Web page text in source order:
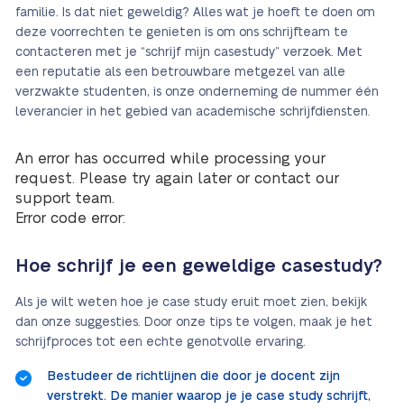
familie. Is dat niet geweldig? Alles wat je hoeft te doen om
deze voorrechten te genieten is om ons schrijfteam te
contacteren met je “schrijf mijn casestudy” verzoek. Met
een reputatie als een betrouwbare metgezel van alle
verzwakte studenten, is onze onderneming de nummer één
leverancier in het gebied van academische schrijfdiensten.
An error has occurred while processing your
request. Please try again later or contact our
support team.
Error code error:
Hoe schrijf je een geweldige casestudy?
Als je wilt weten hoe je case study eruit moet zien, bekijk
dan onze suggesties. Door onze tips te volgen, maak je het
schrijfproces tot een echte genotvolle ervaring.
Bestudeer de richtlijnen die door je docent zijn
verstrekt. De manier waarop je je case study schrijft,